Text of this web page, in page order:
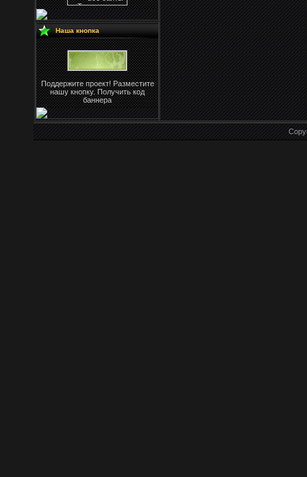
Наша кнопка
Поддержите проект! Разместите
нашу кнопку. Получить код
баннера